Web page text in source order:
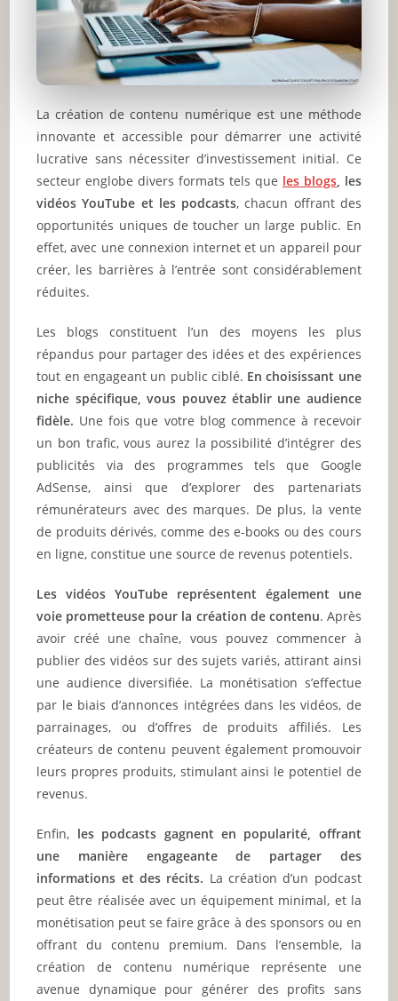
La création de contenu numérique est une méthode
innovante et accessible pour démarrer une activité
lucrative sans nécessiter d’investissement initial. Ce
secteur englobe divers formats tels que les blogs, les
vidéos YouTube et les podcasts, chacun offrant des
opportunités uniques de toucher un large public. En
effet, avec une connexion internet et un appareil pour
créer, les barrières à l’entrée sont considérablement
réduites.
Les blogs constituent l’un des moyens les plus
répandus pour partager des idées et des expériences
tout en engageant un public ciblé. En choisissant une
niche spécifique, vous pouvez établir une audience
fidèle. Une fois que votre blog commence à recevoir
un bon trafic, vous aurez la possibilité d’intégrer des
publicités via des programmes tels que Google
AdSense, ainsi que d’explorer des partenariats
rémunérateurs avec des marques. De plus, la vente
de produits dérivés, comme des e-books ou des cours
en ligne, constitue une source de revenus potentiels.
Les vidéos YouTube représentent également une
voie prometteuse pour la création de contenu. Après
avoir créé une chaîne, vous pouvez commencer à
publier des vidéos sur des sujets variés, attirant ainsi
une audience diversifiée. La monétisation s’effectue
par le biais d’annonces intégrées dans les vidéos, de
parrainages, ou d’offres de produits affiliés. Les
créateurs de contenu peuvent également promouvoir
leurs propres produits, stimulant ainsi le potentiel de
revenus.
Enfin, les podcasts gagnent en popularité, offrant
une manière engageante de partager des
informations et des récits. La création d’un podcast
peut être réalisée avec un équipement minimal, et la
monétisation peut se faire grâce à des sponsors ou en
offrant du contenu premium. Dans l’ensemble, la
création de contenu numérique représente une
avenue dynamique pour générer des profits sans